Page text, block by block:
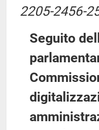
2205-2456-
Seguito